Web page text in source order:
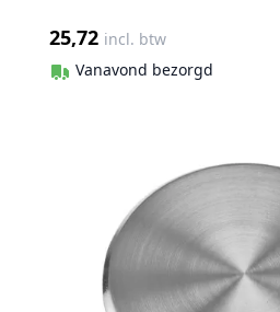
25,72 incl. btw
Vanavond bezorgd